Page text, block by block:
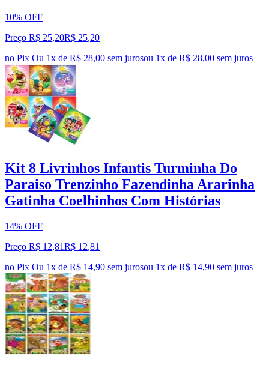
10% OFF
Preço R$ 25,20R$ 25,20
no Pix Ou 1x de R$ 28,00 sem jurosou 1x de R$ 28,00 sem juros
Kit 8 Livrinhos Infantis Turminha Do
Paraiso Trenzinho Fazendinha Ararinha
Gatinha Coelhinhos Com Histórias
14% OFF
Preço R$ 12,81R$ 12,81
no Pix Ou 1x de R$ 14,90 sem jurosou 1x de R$ 14,90 sem juros